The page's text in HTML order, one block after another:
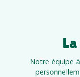
Notre équipe